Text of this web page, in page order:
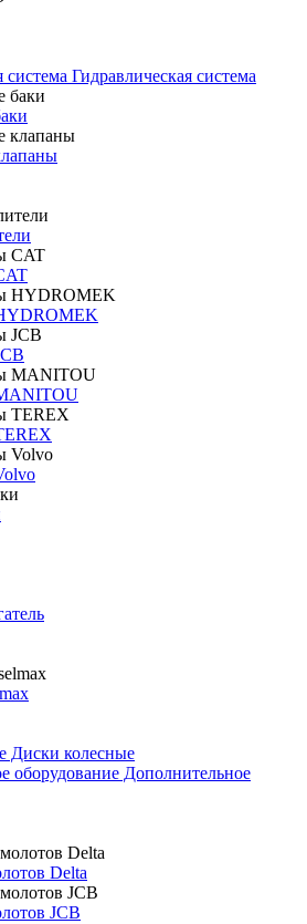
Гидравлическая система
Диски колесные
Дополнительное
Delta
JCB